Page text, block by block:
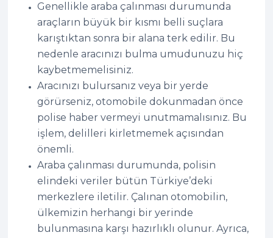
Genellikle araba çalınması durumunda
araçların büyük bir kısmı belli suçlara
karıştıktan sonra bir alana terk edilir. Bu
nedenle aracınızı bulma umudunuzu hiç
kaybetmemelisiniz.
Aracınızı bulursanız veya bir yerde
görürseniz, otomobile dokunmadan önce
polise haber vermeyi unutmamalısınız. Bu
işlem, delilleri kirletmemek açısından
önemli.
Araba çalınması durumunda, polisin
elindeki veriler bütün Türkiye’deki
merkezlere iletilir. Çalınan otomobilin,
ülkemizin herhangi bir yerinde
bulunmasına karşı hazırlıklı olunur. Ayrıca,